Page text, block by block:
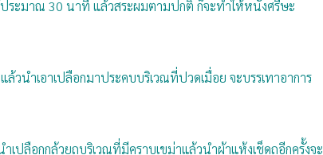
ระมาณ 30 นาที แล้วสระผมตามปกติ ก็จะทำให้หนังศรีษะ
ล้วนำเอาเปลือกมาประคบบริเวณที่ปวดเมื่อย จะบรรเทาอาการ
เปลือกกล้วยถูบริเวณที่มีคราบเขม่าแล้วนำผ้าแห้งเช็ดถูอีกครั้งจะ